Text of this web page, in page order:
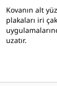
Kovanın alt
plakaları iri
uzatır.